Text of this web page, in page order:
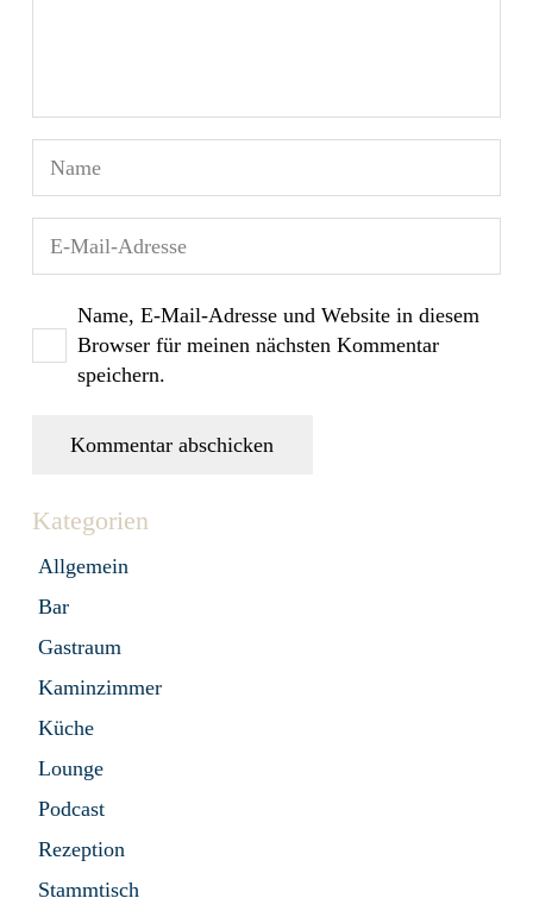
Name, E-Mail-Adresse und Website in diesem
Browser für meinen nächsten Kommentar
speichern.
Kommentar abschicken
Kategorien
Allgemein
Bar
Gastraum
Kaminzimmer
Küche
Lounge
Podcast
Rezeption
Stammtisch